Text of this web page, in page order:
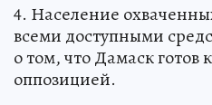
4. Население
всеми доступными
о том, что Дамаск готов
оппозицией.